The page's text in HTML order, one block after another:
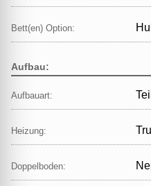
Bett(en) Option:
Aufbau:
Aufbauart:
Heizung:
Doppelboden: